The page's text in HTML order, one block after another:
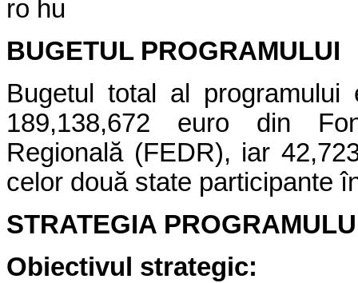
BUGETUL PROGRAMULUI
Bugetul total al
189,138,672 euro din
Regională (FEDR), iar
celor două state participante
STRATEGIA
Obiectivul strategic: